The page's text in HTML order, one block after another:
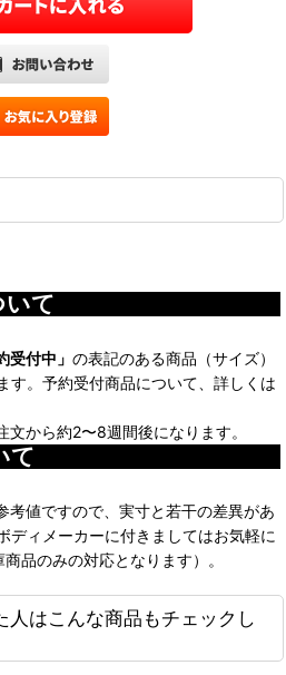
て
受付中」 の表記のある商品（サイズ）
す。予約受付商品について、詳しくは
から約2〜8週間後になります。
て
値ですので、実寸と若干の差異があ
ディメーカーに付きましてはお気軽に
品のみの対応となります）。
人はこんな商品もチェックし